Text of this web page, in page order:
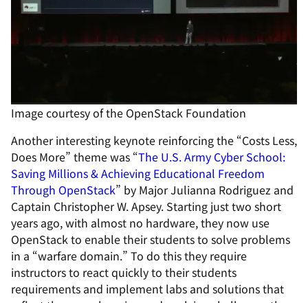
Image courtesy of the OpenStack Foundation
Another interesting keynote reinforcing the “Costs Less,
Does More” theme was “The U.S. Army Cyber School:
Saving Millions & Achieving Educational Freedom
Through OpenStack” by Major Julianna Rodriguez and
Captain Christopher W. Apsey. Starting just two short
years ago, with almost no hardware, they now use
OpenStack to enable their students to solve problems
in a “warfare domain.” To do this they require
instructors to react quickly to their students
requirements and implement labs and solutions that